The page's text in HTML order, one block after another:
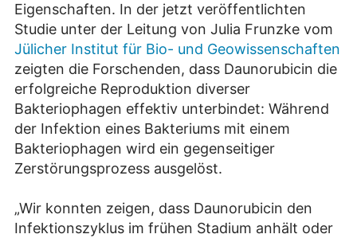
Eigenschaften. In der jetzt veröffentlichten
Studie unter der Leitung von Julia Frunzke vom
Jülicher Institut für Bio- und Geowissenschaften
zeigten die Forschenden, dass Daunorubicin die
erfolgreiche Reproduktion diverser
Bakteriophagen effektiv unterbindet: Während
der Infektion eines Bakteriums mit einem
Bakteriophagen wird ein gegenseitiger
Zerstörungsprozess ausgelöst.
„Wir konnten zeigen, dass Daunorubicin den
Infektionszyklus im frühen Stadium anhält oder